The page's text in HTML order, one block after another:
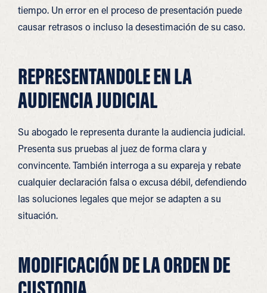
tiempo. Un error en el proceso de presentación puede
causar retrasos o incluso la desestimación de su caso.
REPRESENTANDOLE EN LA
AUDIENCIA JUDICIAL
Su abogado le representa durante la audiencia judicial.
Presenta sus pruebas al juez de forma clara y
convincente. También interroga a su expareja y rebate
cualquier declaración falsa o excusa débil, defendiendo
las soluciones legales que mejor se adapten a su
situación.
MODIFICACIÓN DE LA ORDEN DE